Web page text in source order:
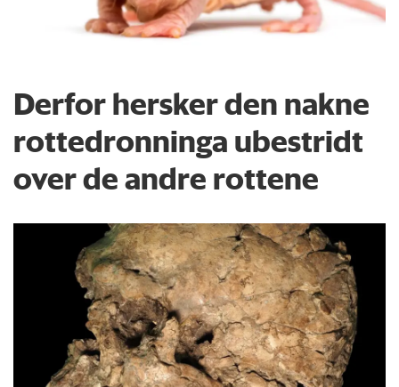
Derfor hersker den nakne
rottedronninga ubestridt
over de andre rottene